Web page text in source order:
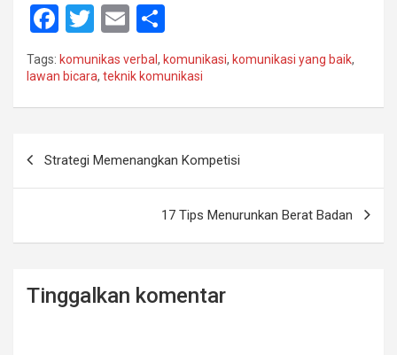
F
a
ce
b
o
k
T
wi
tt
er
E
m
ail ar
e
Tags: komunikas verbal , komunikasi, komunikasi yang baik,
lawan bicara, teknik komunikasi
Strategi Memenangkan Kompetisi
17 Tips Menurunkan Berat Badan
Tinggalkan komentar